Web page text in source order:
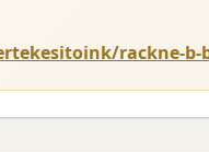
rackne-b-